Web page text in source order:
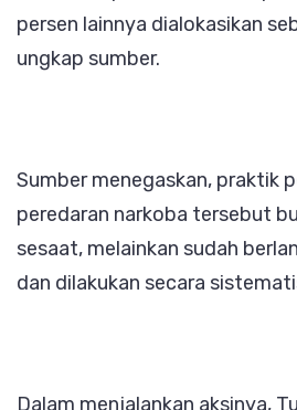
persen lainnya dialokasikan
ungkap sumber.
Sumber menegaskan, praktik
peredaran narkoba tersebut
sesaat, melainkan sudah
dan dilakukan secara
Dalam menjalankan aksinya,